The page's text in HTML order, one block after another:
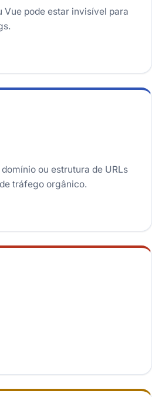
Vue pode estar invisível para
ou estrutura de URLs
tráfego orgânico.